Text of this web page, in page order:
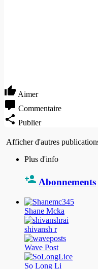
Aimer
Commentaire
Publier
Afficher d'autres
Plus d'info
Abonnements
Shane Mcka
shivansh r
Wave Post
So Long Li